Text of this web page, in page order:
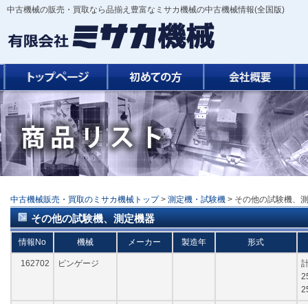
中古機械の販売・買取なら品揃え豊富なミサカ機械の中古機械情報(全国版)
中古機械販売・買取のミサカ機械トップ > 測定機・試験機 > その他の試験機、
その他の試験機、測定機器
情報No 機械 メーカー 製造年 形式
162702 ピンゲージ